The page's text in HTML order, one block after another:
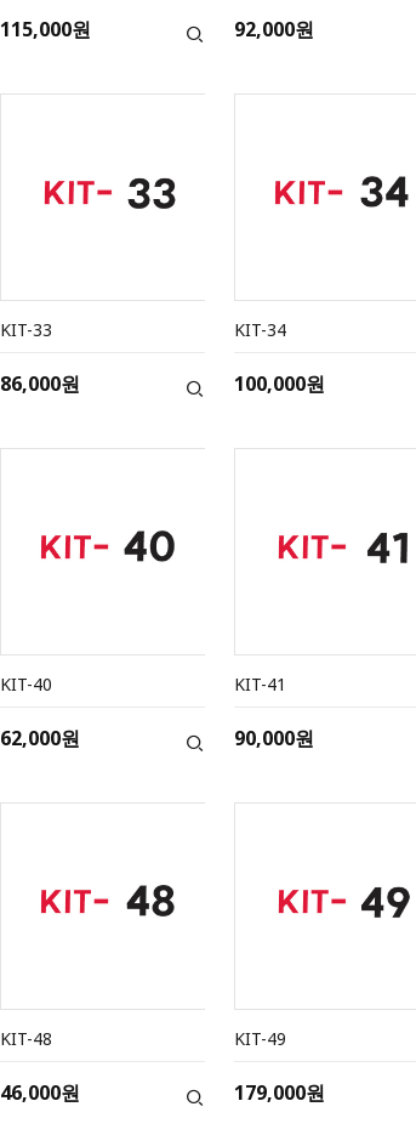
115,000원 92,000원
KIT-33
86,000원
KIT-34
100,000원
KIT-40
62,000원
KIT-41
90,000원
KIT-48
46,000원
KIT-49
179,000원